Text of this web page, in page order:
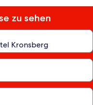
zu sehen